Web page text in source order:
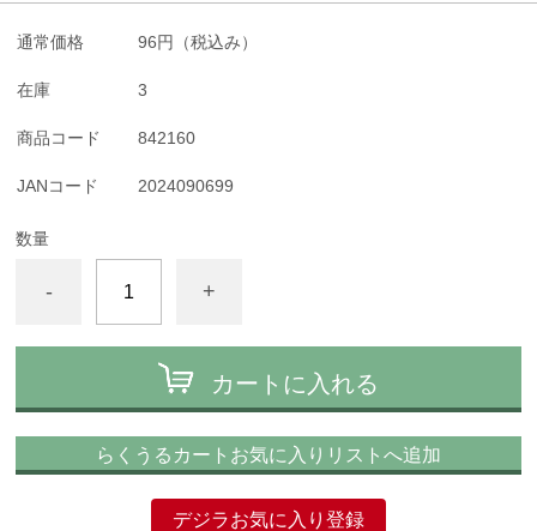
通常価格 96円 （税込み）
在庫 3
商品コード 842160
JANコード 2024090699
数量
- +
カートに入れる
らくうるカートお気に入りリストへ追加
デジラお気に入り登録